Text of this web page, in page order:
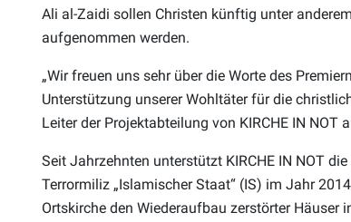
Ali al-Zaidi sollen Christen künftig unter
aufgenommen werden.
„Wir freuen uns sehr über die Worte des
Unterstützung unserer Wohltäter für die
Leiter der Projektabteilung von KIRCHE IN
Seit Jahrzehnten unterstützt KIRCHE IN NOT
Terrormiliz „Islamischer Staat“ (IS) im Jahr
Ortskirche den Wiederaufbau zerstörter Häuser